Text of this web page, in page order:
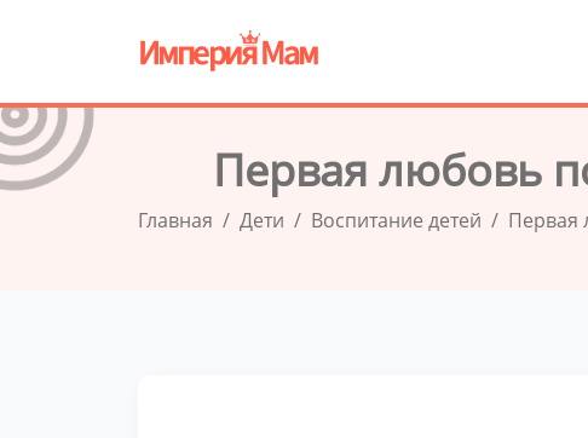
Первая любовь
Главная Дети Воспитание детей Первая